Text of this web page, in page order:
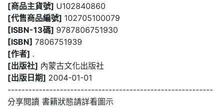
[商品主貨號] U102840860
[代售商品編號] 102705100079
[ISBN-13碼] 9787806751930
[ISBN] 7806751939
[作者] .
[出版社] 內蒙古文化出版社
[出版日期] 2004-01-01
-----------------------------------------------------------
分享閱讀 書籍狀態請詳看圖示